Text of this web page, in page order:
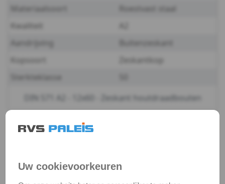
A2
10
DIN
571
A2
DIN 571 A2 - 12x60 - Zeskant houtdraadbouten
Materiaalsoort
Roestvast staal
Kwaliteit
Aandrijving
Buitenzeskant
Kopsoort
Zeskantkop
Sterkteklasse
Productgegevens
Categorie
Uw cookievoorkeuren